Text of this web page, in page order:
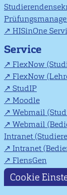
HISinOne
Service
FlexNow
FlexNow
StudIP
Moodle
Webmail
Webmail
Intranet
Intranet
FlensGen
Cookie